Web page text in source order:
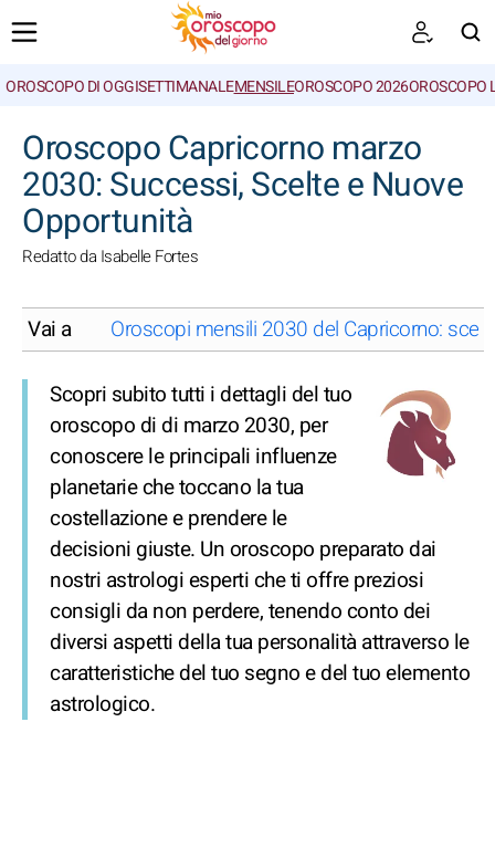
OROSCOPO DI OGGISETTIMANALEMENSILEOROSCOPO 2026OROSCOPO
Oroscopo Capricorno marzo
2030: Successi, Scelte e Nuove
Opportunità
Redatto da Isabelle Fortes
Vai a Oroscopi mensili 2030 del Capricorno:
Scopri subito tutti i dettagli del tuo
oroscopo di di marzo 2030, per
conoscere le principali influenze
planetarie che toccano la tua
costellazione e prendere le
decisioni giuste. Un oroscopo preparato dai
nostri astrologi esperti che ti offre preziosi
consigli da non perdere, tenendo conto dei
diversi aspetti della tua personalità attraverso le
caratteristiche del tuo segno e del tuo elemento
astrologico.